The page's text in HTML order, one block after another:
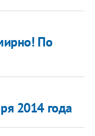
По
2014 года